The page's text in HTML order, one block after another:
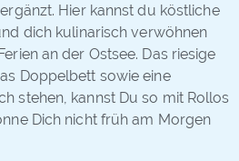
Hier kannst du köstliche
dich kulinarisch verwöhnen
an der Ostsee. Das riesige
Doppelbett sowie eine
stehen, kannst Du so mit Rollos
Dich nicht früh am Morgen